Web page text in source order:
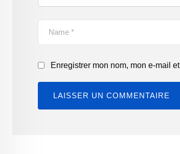
Enregistrer mon nom, mon e-mail